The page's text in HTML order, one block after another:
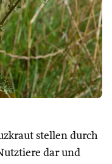
stellen durch
dar und